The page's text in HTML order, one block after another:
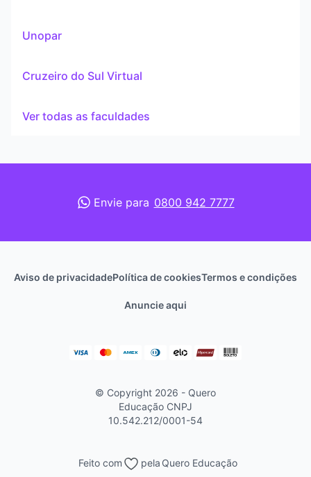
Continuar
Unopar
Cruzeiro do Sul Virtual
Ver todas as faculdades
Envie para 0800 942 7777
Aviso de privacidadePolítica de cookiesTermos e condições
Anuncie aqui
© Copyright 2026 - Quero
Educação CNPJ
10.542.212/0001-54
Feito com pelaQuero Educação